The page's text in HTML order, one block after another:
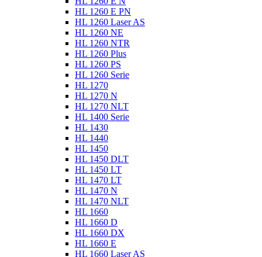
HL 1260 E PN
HL 1260 Laser AS
HL 1260 NE
HL 1260 NTR
HL 1260 Plus
HL 1260 PS
HL 1260 Serie
HL 1270
HL 1270 N
HL 1270 NLT
HL 1400 Serie
HL 1430
HL 1440
HL 1450
HL 1450 DLT
HL 1450 LT
HL 1470 LT
HL 1470 N
HL 1470 NLT
HL 1660
HL 1660 D
HL 1660 DX
HL 1660 E
HL 1660 Laser AS